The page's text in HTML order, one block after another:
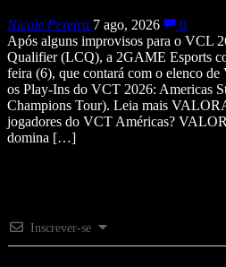
Nicole Pereira 7 ago, 2026
0
Após alguns improvisos para o VCL
Qualifier (LCQ), a 2GAME Esports
feira (6), que contará com o elenco
os Play-Ins do VCT 2026: Americas
Champions Tour). Leia mais
jogadores do VCT Américas?
domina […]
Inscrever-se